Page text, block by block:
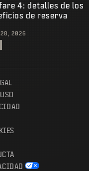
4: detalles de los
de reserva
28, 2026